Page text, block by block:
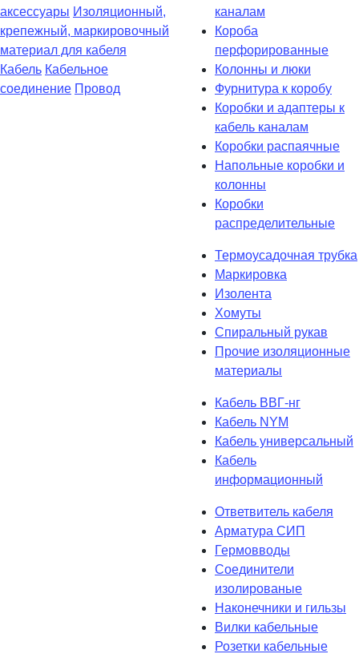
аксессуары Изоляционный,
крепежный, маркировочный
материал для кабеля
Кабель Кабельное
соединение Провод
каналам
Короба
перфорированные
Колонны и люки
Фурнитура к коробу
Коробки и адаптеры к
кабель каналам
Коробки распаячные
Напольные коробки и
колонны
Коробки
распределительные
Термоусадочная трубка
Маркировка
Изолента
Хомуты
Спиральный рукав
Прочие изоляционные
материалы
Кабель ВВГ-нг
Кабель NYM
Кабель универсальный
Кабель
информационный
Ответвитель кабеля
Арматура СИП
Гермовводы
Соединители
изолированые
Наконечники и гильзы
Вилки кабельные
Розетки кабельные